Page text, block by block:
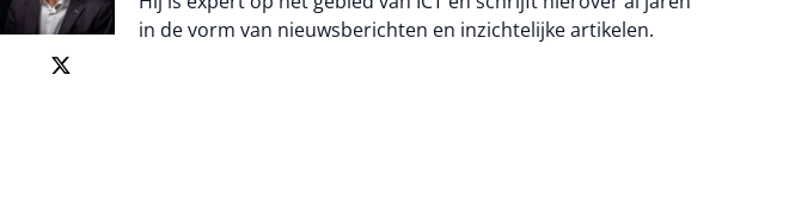
in de vorm van nieuwsberichten en inzichtelijke artikelen.